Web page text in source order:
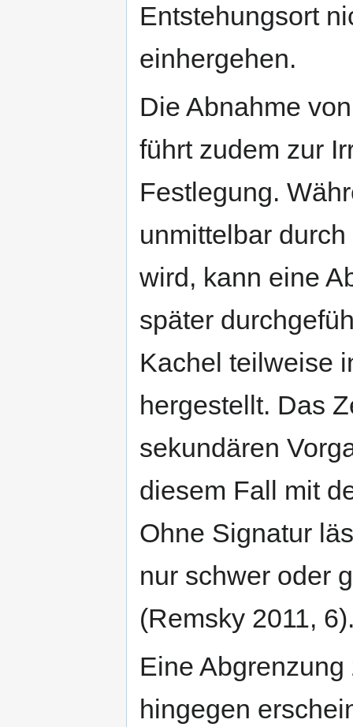
Entstehungsort
einhergehen.
Die Abnahme
führt zudem zur
Festlegung.
unmittelbar
wird, kann eine
später
Kachel teilweise
hergestellt. Das
sekundären
diesem Fall mit
Ohne Signatur
nur schwer oder
(Remsky 2011,
Eine Abgrenzung
hingegen